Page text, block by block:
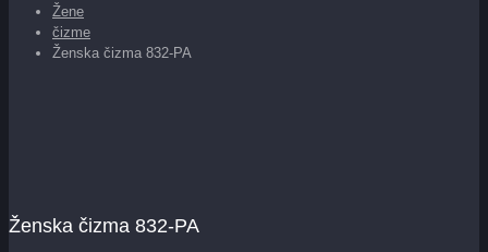
Žene
čizme
Ženska čizma 832-PA
Ženska čizma 832-PA